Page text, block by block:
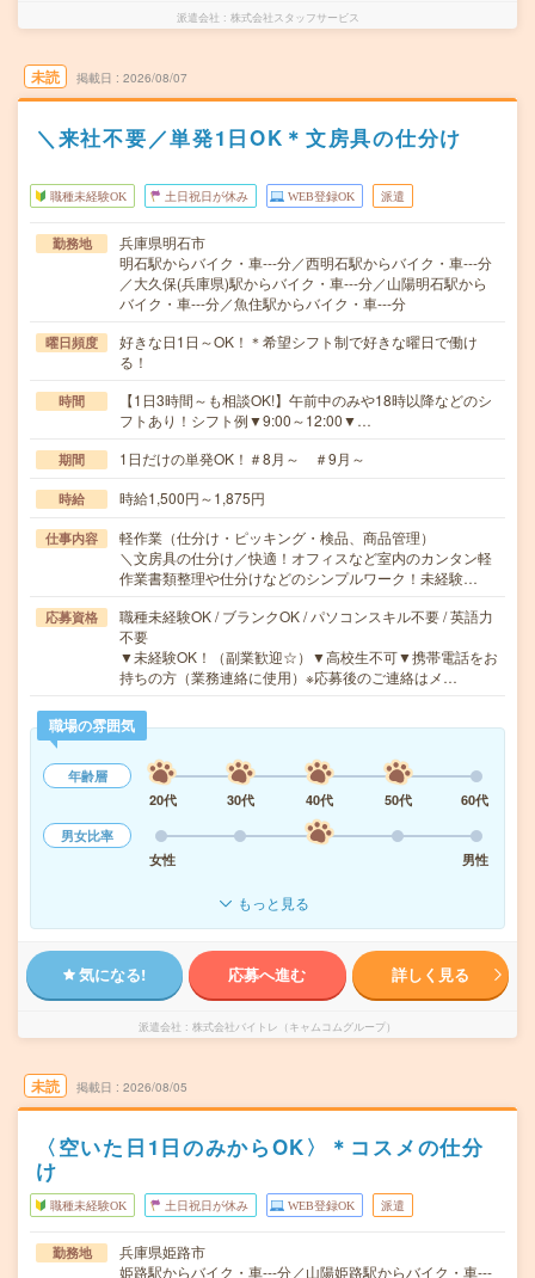
派遣会社 株式会社スタッフサービス
未読 掲載日 2026/08/07
＼来社不要／単発1日OK＊文房具の仕分け
職種未経験OK 土日祝日が休み WEB登録OK 派遣
勤務地
兵庫県明石市
明石駅からバイク・車---分／西明石駅からバイク・車---分
／大久保(兵庫県)駅からバイク・車---分／山陽明石駅から
バイク・車---分／魚住駅からバイク・車---分
曜日頻度
好きな日1日～OK！＊希望シフト制で好きな曜日で働け
る！
時間
【1日3時間～も相談OK!】午前中のみや18時以降などのシ
フトあり！シフト例▼9:00～12:00▼…
期間 1日だけの単発OK！＃8月～ ＃9月～
時給 時給1,500円～1,875円
仕事内容
軽作業（仕分け・ピッキング・検品、商品管理）
＼文房具の仕分け／快適！オフィスなど室内のカンタン軽
作業書類整理や仕分けなどのシンプルワーク！未経験…
応募資格
職種未経験OK / ブランクOK / パソコンスキル不要 / 英語力
不要
▼未経験OK！（副業歓迎☆）▼高校生不可▼携帯電話をお
持ちの方（業務連絡に使用）※応募後のご連絡はメ…
職場の雰囲気
年齢層
20代
30代 40代 50代
60代
男女比率
女性
男性
もっと見る
気になる! 応募へ進む 詳しく見る
派遣会社 株式会社バイトレ（キャムコムグループ）
未読 掲載日 2026/08/05
〈空いた日1日のみからOK〉＊コスメの仕分
け
職種未経験OK 土日祝日が休み WEB登録OK 派遣
勤務地
兵庫県姫路市
姫路駅からバイク・車---分／山陽姫路駅からバイク・車---